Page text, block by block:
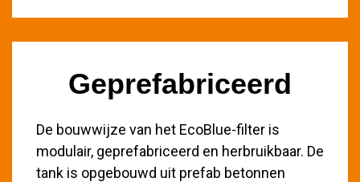
Geprefabriceerd
De bouwwijze van het EcoBlue-filter is
modulair, geprefabriceerd en herbruikbaar. De
tank is opgebouwd uit prefab betonnen